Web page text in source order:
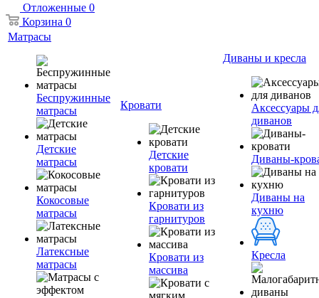
Отложенные 0
Корзина 0
Матрасы
Беспружинные
матрасы
Детские
матрасы
Кокосовые
матрасы
Латексные
матрасы
Кровати
Детские
кровати
Кровати из
гарнитуров
Кровати из
массива
Диваны и кресла
Аксессуары
диванов
Диваны-
Диваны на
кухню
Кресла